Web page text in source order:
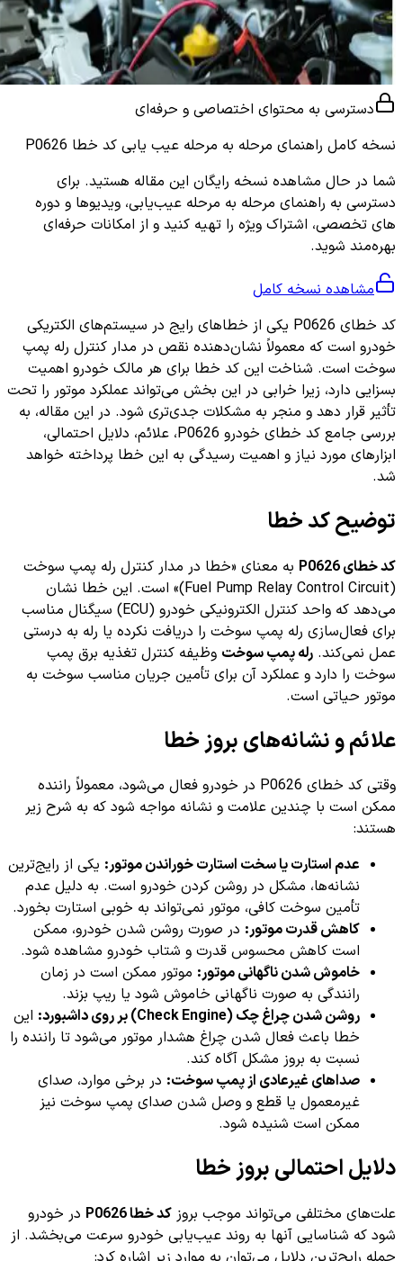
دسترسی به محتوای اختصاصی و حرفه‌ای
نسخه کامل راهنمای مرحله به مرحله عیب یابی کد خطا P0626
شما در حال مشاهده نسخه رایگان این مقاله هستید. برای
دسترسی به راهنمای مرحله به مرحله عیب‌یابی، ویدیوها و دوره
های تخصصی، اشتراک ویژه را تهیه کنید و از امکانات حرفه‌ای
بهره‌مند شوید.
مشاهده نسخه کامل
کد خطای P0626 یکی از خطاهای رایج در سیستم‌های الکتریکی
خودرو است که معمولاً نشان‌دهنده نقص در مدار کنترل رله پمپ
سوخت است. شناخت این کد خطا برای هر مالک خودرو اهمیت
بسزایی دارد، زیرا خرابی در این بخش می‌تواند عملکرد موتور را تحت
تأثیر قرار دهد و منجر به مشکلات جدی‌تری شود. در این مقاله، به
بررسی جامع کد خطای خودرو P0626، علائم، دلایل احتمالی،
ابزارهای مورد نیاز و اهمیت رسیدگی به این خطا پرداخته خواهد
شد.
توضیح کد خطا
کد خطای P0626
به معنای «خطا در مدار کنترل رله پمپ سوخت
(Fuel Pump Relay Control Circuit)» است. این خطا نشان
می‌دهد که واحد کنترل الکترونیکی خودرو (ECU) سیگنال مناسب
برای فعال‌سازی رله پمپ سوخت را دریافت نکرده یا رله به درستی
عمل نمی‌کند. رله پمپ سوخت وظیفه کنترل تغذیه برق پمپ
سوخت را دارد و عملکرد آن برای تأمین جریان مناسب سوخت به
موتور حیاتی است.
علائم و نشانه‌های بروز خطا
وقتی کد خطای P0626 در خودرو فعال می‌شود، معمولاً راننده
ممکن است با چندین علامت و نشانه مواجه شود که به شرح زیر
هستند:
عدم استارت یا سخت استارت خوراندن موتور: یکی از رایج‌ترین
نشانه‌ها، مشکل در روشن کردن خودرو است. به دلیل عدم
تأمین سوخت کافی، موتور نمی‌تواند به خوبی استارت بخورد.
کاهش قدرت موتور: در صورت روشن شدن خودرو، ممکن
است کاهش محسوس قدرت و شتاب خودرو مشاهده شود.
خاموش شدن ناگهانی موتور: موتور ممکن است در زمان
رانندگی به صورت ناگهانی خاموش شود یا ریپ بزند.
روشن شدن چراغ چک (Check Engine) بر روی داشبورد:
این
خطا باعث فعال شدن چراغ هشدار موتور می‌شود تا راننده را
نسبت به بروز مشکل آگاه کند.
صداهای غیرعادی از پمپ سوخت: در برخی موارد، صدای
غیرمعمول یا قطع و وصل شدن صدای پمپ سوخت نیز
ممکن است شنیده شود.
دلایل احتمالی بروز خطا
علت‌های مختلفی می‌تواند موجب بروز کد خطا P0626
در خودرو
شود که شناسایی آنها به روند عیب‌یابی خودرو سرعت می‌بخشد. از